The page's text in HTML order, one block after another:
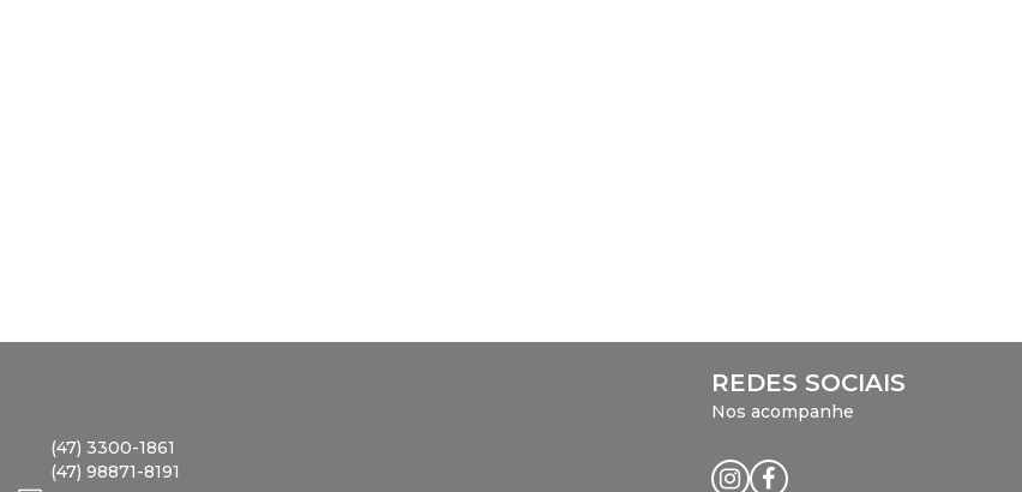
(47) 3300-1861
(47) 98871-8191
REDES SOCIAIS
Nos acompanhe